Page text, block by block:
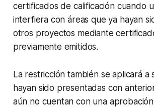
certificados de calificación cuando
interfiera con áreas que ya hayan
otros proyectos mediante
previamente emitidos.
La restricción también se aplicará a
hayan sido presentadas con
aún no cuentan con una